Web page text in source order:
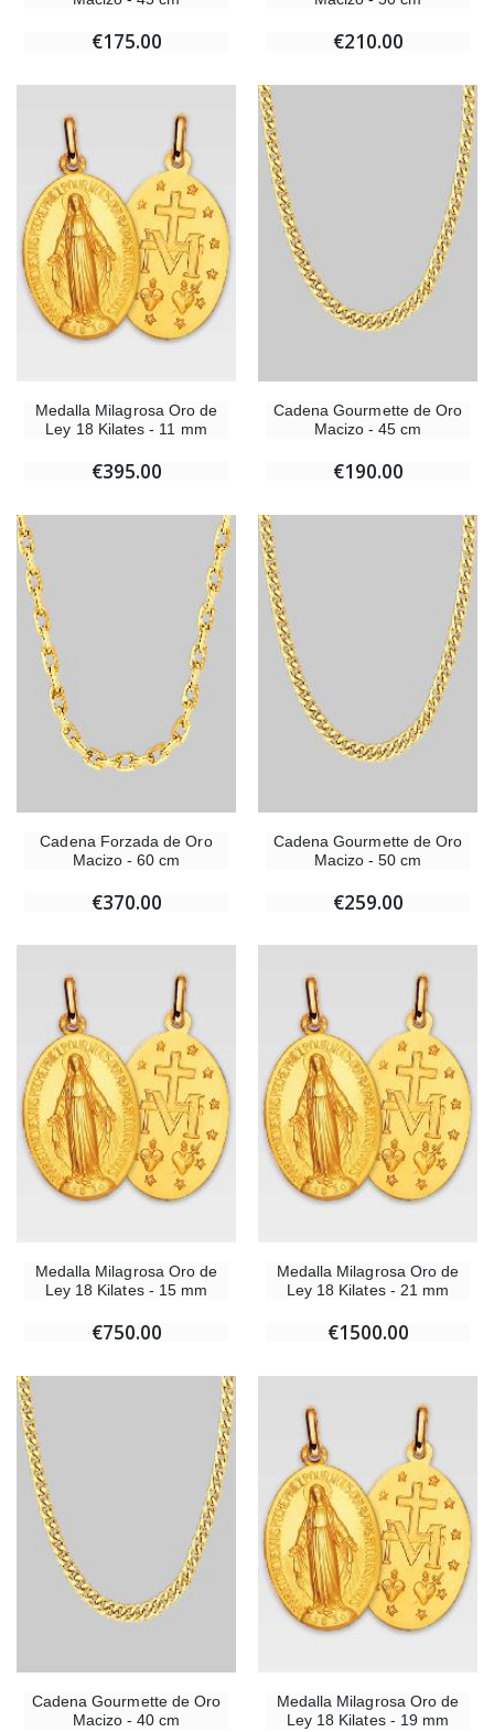
€175.00 €210.00
Medalla Milagrosa Oro de
Ley 18 Kilates - 11 mm
€395.00
Cadena Gourmette de Oro
Macizo - 45 cm
€190.00
Cadena Forzada de Oro
Macizo - 60 cm
€370.00
Cadena Gourmette de Oro
Macizo - 50 cm
€259.00
Medalla Milagrosa Oro de
Ley 18 Kilates - 15 mm
€750.00
Medalla Milagrosa Oro de
Ley 18 Kilates - 21 mm
€1500.00
Cadena Gourmette de Oro
Macizo - 40 cm
Medalla Milagrosa Oro de
Ley 18 Kilates - 19 mm